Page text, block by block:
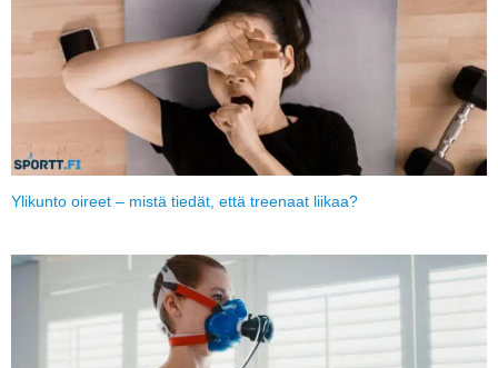
Ylikunto oireet – mistä tiedät, että treenaat liikaa?